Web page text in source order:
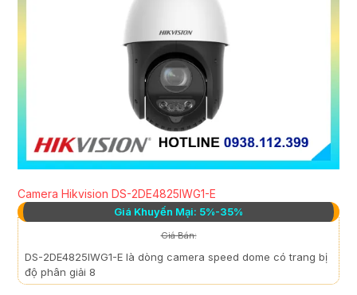
Camera Hikvision DS-2DE4825IWG1-E
Giá Khuyến Mại: 5%-35%
Giá Bán:
DS-2DE4825IWG1-E là dòng camera speed dome có trang bị
độ phân giải 8